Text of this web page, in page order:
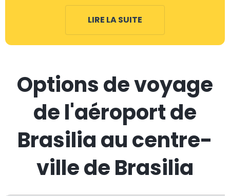
LIRE LA SUITE
Options de voyage
de l'aéroport de
Brasilia au centre-
ville de Brasilia